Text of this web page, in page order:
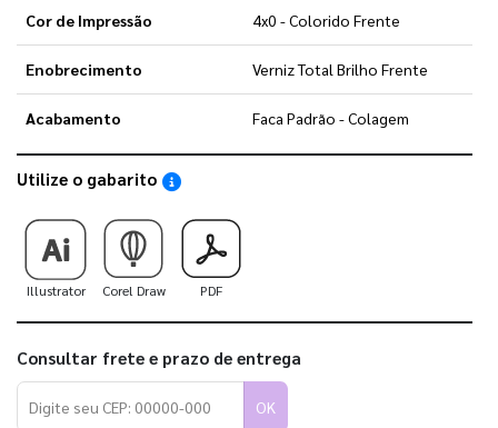
Cor de Impressão 4x0 - Colorido Frente
Enobrecimento Verniz Total Brilho Frente
Acabamento Faca Padrão - Colagem
Utilize o gabarito Saiba como utilizar os nossos gabaritos
Illustrator Corel Draw PDF
Consultar frete e prazo de entrega
OK